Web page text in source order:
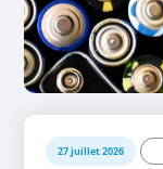
27 juillet 2026